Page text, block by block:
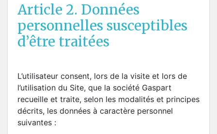
Article 2. Données
personnelles susceptibles
d’être traitées
L’utilisateur consent, lors de la visite et lors de
l’utilisation du Site, que la société Gaspart
recueille et traite, selon les modalités et principes
décrits, les données à caractère personnel
suivantes :